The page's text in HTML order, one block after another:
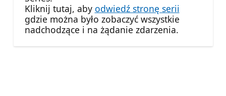
Kliknij tutaj, aby odwiedź stronę serii
gdzie można było zobaczyć wszystkie
nadchodzące i na żądanie zdarzenia.